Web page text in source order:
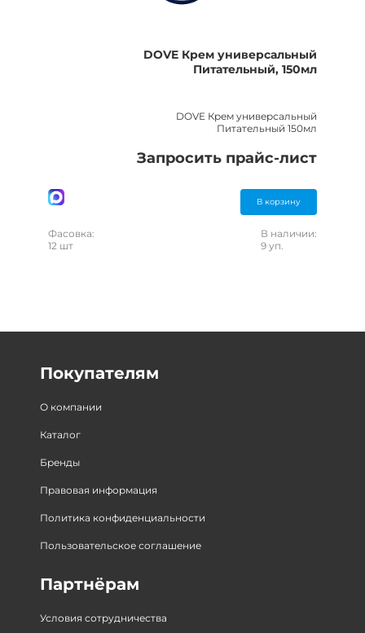
DOVE Крем универсальный
Питательный, 150мл
DOVE Крем универсальный
Питательный 150мл
Запросить прайс-лист
В корзину
Фасовка:
12 шт
В наличии:
9 уп.
Покупателям
О компании
Каталог
Бренды
Правовая информация
Политика конфиденциальности
Пользовательское соглашение
Партнёрам
Условия сотрудничества